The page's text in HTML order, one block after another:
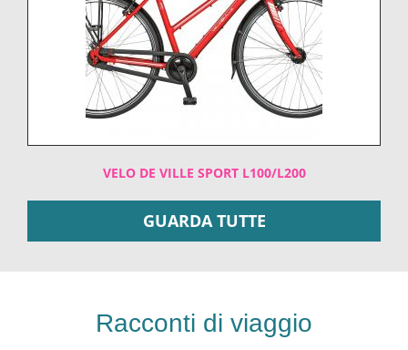
VELO DE VILLE SPORT L100/L200
GUARDA TUTTE
Racconti di viaggio